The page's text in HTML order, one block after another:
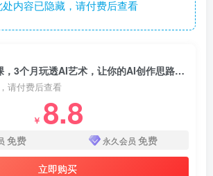
内容已隐藏，请付费后查看
AI审美创作实战课，3个月玩透AI艺术，让你的AI创作思路脱胎换骨，突破创作瓶颈
请付费后查看
￥ 8.8
免费 永久会员 免费
立即购买